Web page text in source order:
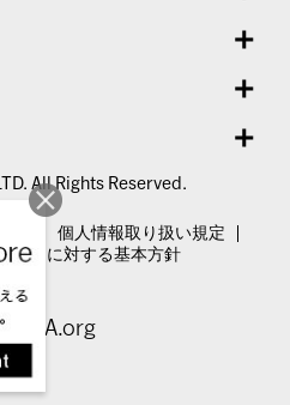
All Rights Reserved.
個人情報取り扱い規定
ントに対する基本方針